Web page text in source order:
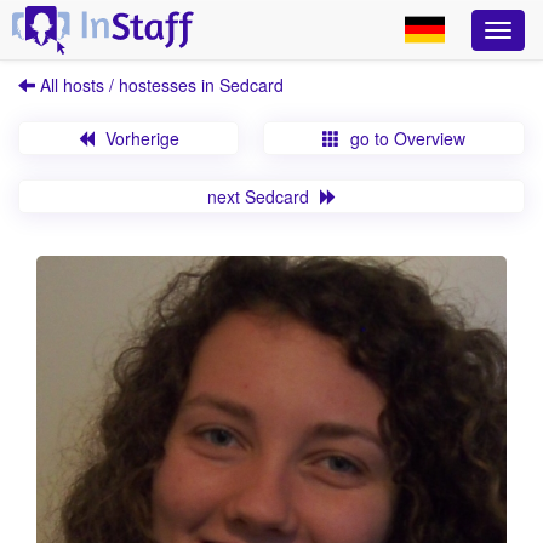
All hosts / hostesses in Sedcard
Vorherige go to Overview
next Sedcard